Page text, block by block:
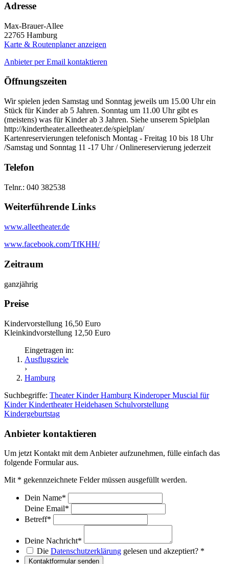
Adresse
Max-Brauer-Allee
22765 Hamburg
Karte & Routenplaner anzeigen
Anbieter per Email kontaktieren
Öffnungszeiten
Wir spielen jeden Samstag und Sonntag jeweils um 15.00 Uhr ein
Stück für Kinder ab 5 Jahren. Sonntag um 11.00 Uhr gibt es
(meistens) was für Kinder ab 3 Jahren. Siehe unserem Spielplan
http://kindertheater.alleetheater.de/spielplan/
Kartenreservierungen telefonisch Montag - Freitag 10 bis 18 Uhr
/Samstag und Sonntag 11 -17 Uhr / Onlinereservierung jederzeit
Telefon
Telnr.: 040 382538
Weiterführende Links
www.alleetheater.de
www.facebook.com/TfKHH/
Zeitraum
ganzjährig
Preise
Kindervorstellung 16,50 Euro
Kleinkindvorstellung 12,50 Euro
Eingetragen in:
Ausflugsziele
›
Hamburg
Suchbegriffe: TheaterKinderHamburg KinderoperMuscial für
KinderKindertheaterHeidehasen Schulvorstellung
Kindergeburtstag
Anbieter kontaktieren
Um jetzt Kontakt mit dem Anbieter aufzunehmen, fülle einfach das
folgende Formular aus.
Mit * gekennzeichnete Felder müssen ausgefüllt werden.
Dein Name*
Deine Email*
Betreff*
Deine Nachricht*
Die Datenschutzerklärung gelesen und akzeptiert? *
Kontaktformular senden